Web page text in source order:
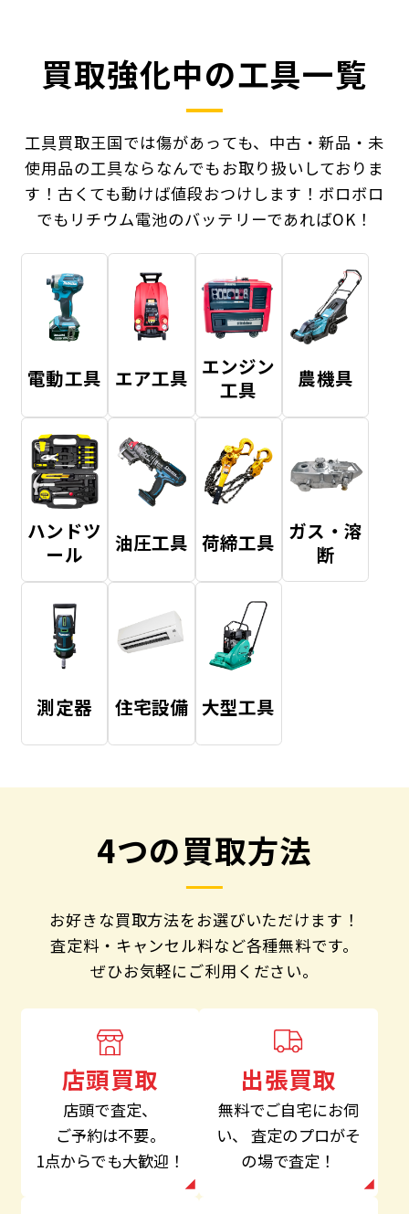
買取強化中の工具一覧
工具買取王国では傷があっても、中古・新品・未
使用品の工具ならなんでもお取り扱いしておりま
す！ 古くても動けば値段おつけします！ボロボロ
でもリチウム電池のバッテリーであればOK！
電動工具 エア工具 エンジン
工具
農機具
ハンドツ
ール
油圧工具 荷締工具 ガス・溶
断
測定器 住宅設備 大型工具
4つの買取方法
お好きな買取方法をお選びいただけます！
査定料・キャンセル料など各種無料です。
ぜひお気軽にご利用ください。
店頭買取
店頭で査定、
ご予約は不要。
1点からでも大歓迎！
出張買取
無料でご自宅にお伺
い、
査定のプロがそ
の場で査定！